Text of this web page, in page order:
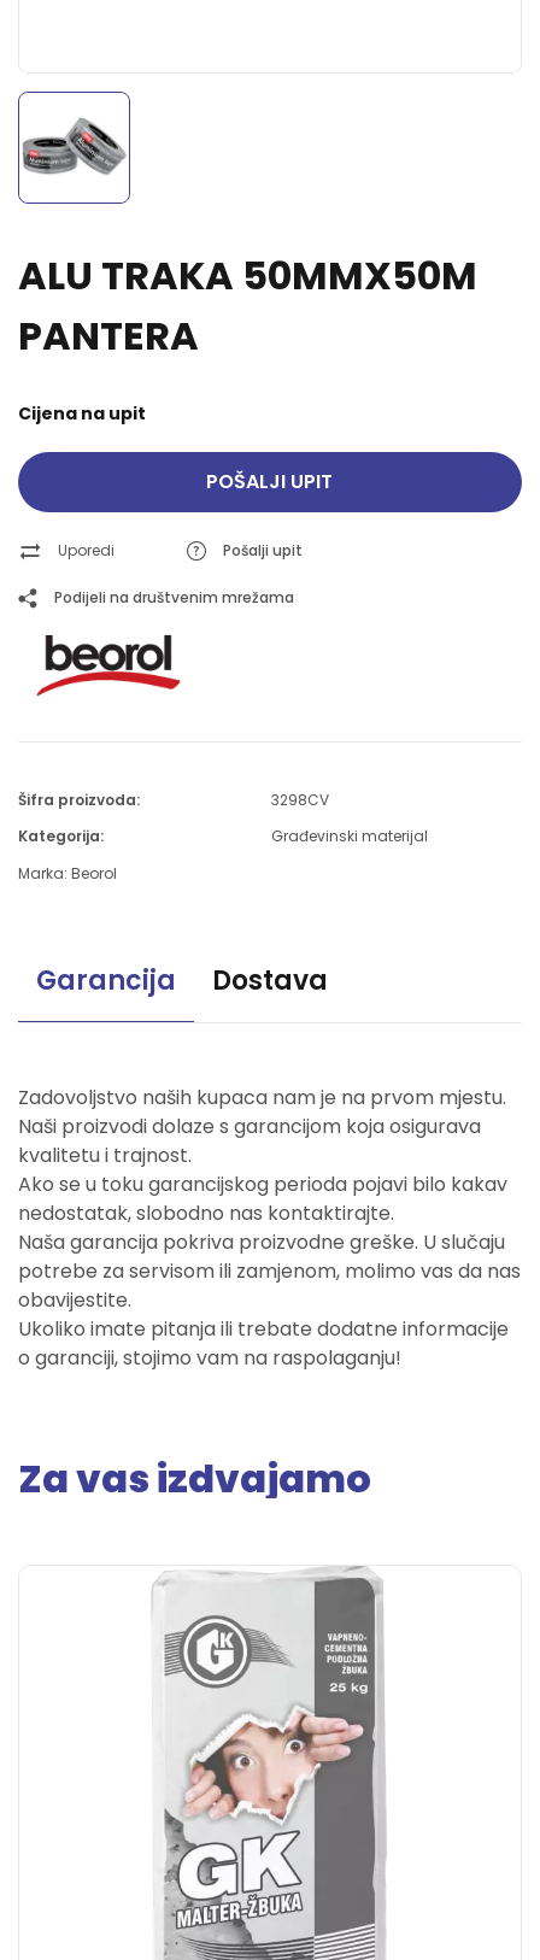
ALU TRAKA 50MMX50M
PANTERA
Cijena na upit
POŠALJI UPIT
Uporedi Pošalji upit
Podijeli na društvenim mrežama
Šifra proizvoda:
3298CV
Kategorija:
Građevinski materijal
Marka: Beorol
Garancija Dostava
Zadovoljstvo naših kupaca nam je na prvom mjestu.
Naši proizvodi dolaze s garancijom koja osigurava
kvalitetu i trajnost.
Ako se u toku garancijskog perioda pojavi bilo kakav
nedostatak, slobodno nas kontaktirajte.
Naša garancija pokriva proizvodne greške. U slučaju
potrebe za servisom ili zamjenom, molimo vas da nas
obavijestite.
Ukoliko imate pitanja ili trebate dodatne informacije
o garanciji, stojimo vam na raspolaganju!
Za vas izdvajamo